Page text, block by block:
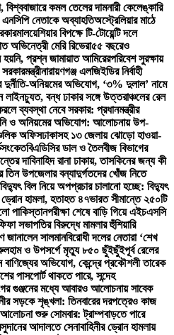
কমল তেলের দামনারী কেলেঙ্কারি
নেতাকে অব্যাহতিঅস্ট্রেলিয়ার মাঠে
মালয়েশিয়ার বিপক্ষে টি-টোয়েন্টি দলে
অভিনেত্রী মেরি রিভেরা৫৫ বছরেও
প্রশ্ন জামায়াত আমিরেরপরিবেশ সুরক্ষায়
নারায়ণগঞ্জ এলজিইডির নির্বাহী
অনিয়মের অভিযোগ, ‘৩% দুলাল’ নামে
লাইনচ্যুত, বন্ধ ঢাকার সঙ্গে উত্তরাঞ্চলের রেল
ব্যবস্থা নেবে সরকার: প্রধানমন্ত্রীর
ও অনিয়মের অভিযোগ: আলোচনায় উপ-
অফিসঢাকাসহ ১৩ জেলায় ঝোড়ো হাওয়া-
বিএডিসির ডাল ও তৈলবীজ বিভাগের
দাবিনাহিদ রানা ঢাকায়, তাসকিনের জন্য কী
তিন উপজেলার বন্যাদুর্গতদের খোঁজ নিতে
বিল নিয়ে অপপ্রচার চালানো হচ্ছে: বিদ্যুৎ
ড্রোন হামলা, হতাহত ৪৭ভারত সীমান্তে ২৫০টি
পাকিস্তানপরীক্ষা শেষে বাড়ি গিয়ে এইচএসসি
সভাপতির বিরুদ্ধে মামলার হুঁশিয়ারি
সালমানবিরোধী দলের নেতারা ‘শেখ
হাম ও উপসর্গে মৃত্যু ৮৫০ ছুঁইছুঁইপূর্ব রেলের
বাণিজ্যের অভিযোগ, কেন্দ্রে প্রকৌশলী তারেক
পাসপোর্ট থাকতে পারে, সন্দেহ
গুঞ্জনের মধ্যে আবারও আলোচনায় সাবেক
সড়কে শৃঙ্খলা: তিনবারের দরপত্রেও কাজ
আলোচনা শুরু সোমবার: ট্রাম্পবাড়তে পারে
সুদানের আদালতে সেনাবাহিনীর ড্রোন হামলায়